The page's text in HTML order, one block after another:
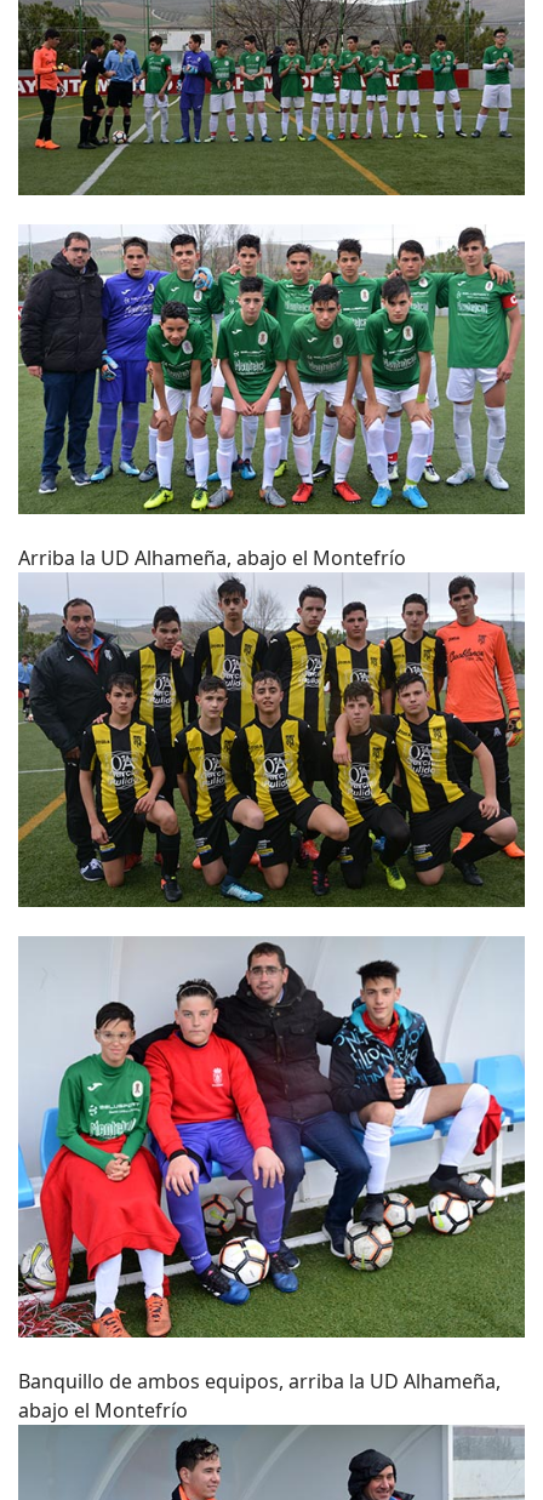
Arriba la UD Alhameña, abajo el Montefrío
Banquillo de ambos equipos, arriba la UD Alhameña,
abajo el Montefrío